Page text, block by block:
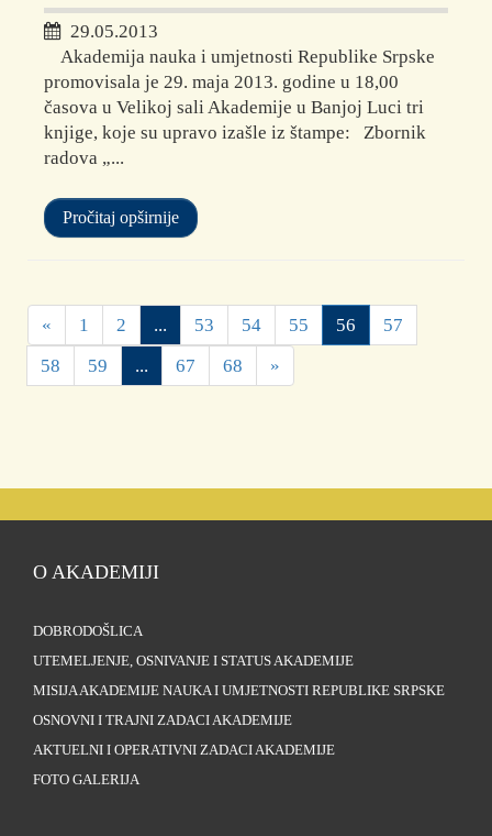
29.05.2013
Akademija nauka i umjetnosti Republike Srpske
promovisala je 29. maja 2013. godine u 18,00
časova u Velikoj sali Akademije u Banjoj Luci tri
knjige, koje su upravo izašle iz štampe: Zbornik
radova „...
Pročitaj opširnije
« 1 2 ... 53 54 55 56
57
58
59 ... 67 68 »
O AKADEMIJI
DOBRODOŠLICA
UTEMELJENJE, OSNIVANJE I STATUS AKADEMIJE
MISIJA AKADEMIJE NAUKA I UMJETNOSTI REPUBLIKE SRPSKE
OSNOVNI I TRAJNI ZADACI AKADEMIJE
AKTUELNI I OPERATIVNI ZADACI AKADEMIJE
FOTO GALERIJA